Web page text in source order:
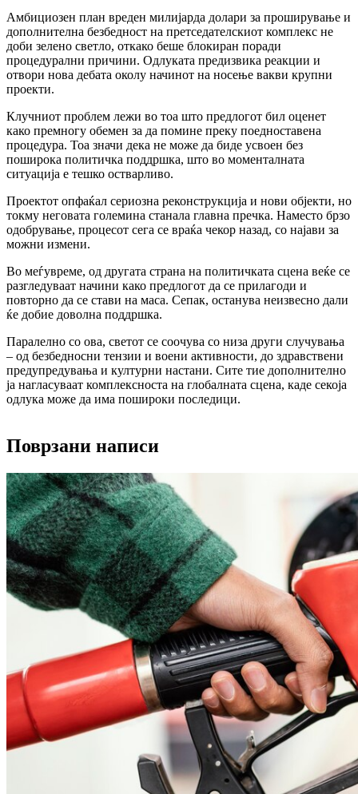
Амбициозен план вреден милијарда долари за проширување и
дополнителна безбедност на претседателскиот комплекс не
доби зелено светло, откако беше блокиран поради
процедурални причини. Одлуката предизвика реакции и
отвори нова дебата околу начинот на носење вакви крупни
проекти.
Клучниот проблем лежи во тоа што предлогот бил оценет
како премногу обемен за да помине преку поедноставена
процедура. Тоа значи дека не може да биде усвоен без
поширока политичка поддршка, што во моменталната
ситуација е тешко остварливо.
Проектот опфаќал сериозна реконструкција и нови објекти, но
токму неговата големина станала главна пречка. Наместо брзо
одобрување, процесот сега се враќа чекор назад, со најави за
можни измени.
Во меѓувреме, од другата страна на политичката сцена веќе се
разгледуваат начини како предлогот да се прилагоди и
повторно да се стави на маса. Сепак, останува неизвесно дали
ќе добие доволна поддршка.
Паралелно со ова, светот се соочува со низа други случувања
– од безбедносни тензии и воени активности, до здравствени
предупредувања и културни настани. Сите тие дополнително
ја нагласуваат комплексноста на глобалната сцена, каде секоја
одлука може да има пошироки последици.
Поврзани написи